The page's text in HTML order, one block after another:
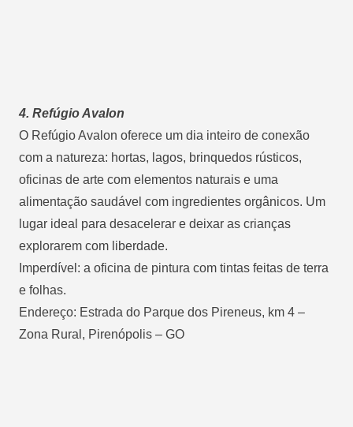
4. Refúgio Avalon
O Refúgio Avalon oferece um dia inteiro de conexão
com a natureza: hortas, lagos, brinquedos rústicos,
oficinas de arte com elementos naturais e uma
alimentação saudável com ingredientes orgânicos. Um
lugar ideal para desacelerar e deixar as crianças
explorarem com liberdade.
Imperdível: a oficina de pintura com tintas feitas de terra
e folhas.
Endereço: Estrada do Parque dos Pireneus, km 4 –
Zona Rural, Pirenópolis – GO